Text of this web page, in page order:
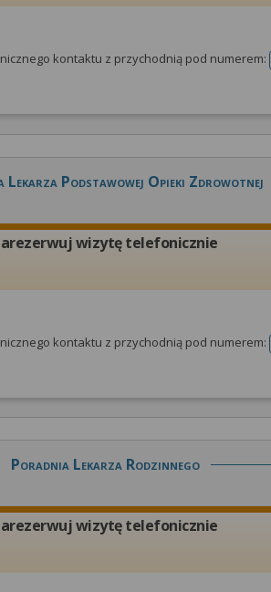
kontaktu z przychodnią pod numerem:
Lekarza Podstawowej Opieki Zdrowotnej
wizytę telefonicznie
kontaktu z przychodnią pod numerem:
Poradnia Lekarza Rodzinnego
wizytę telefonicznie